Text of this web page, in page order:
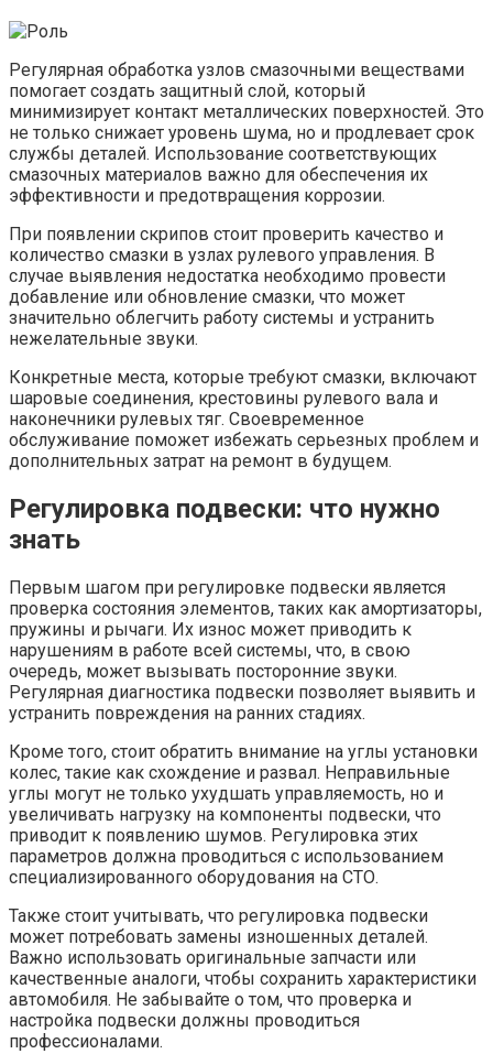
Регулярная обработка узлов смазочными веществами
помогает создать защитный слой, который
минимизирует контакт металлических поверхностей. Это
не только снижает уровень шума, но и продлевает срок
службы деталей. Использование соответствующих
смазочных материалов важно для обеспечения их
эффективности и предотвращения коррозии.
При появлении скрипов стоит проверить качество и
количество смазки в узлах рулевого управления. В
случае выявления недостатка необходимо провести
добавление или обновление смазки, что может
значительно облегчить работу системы и устранить
нежелательные звуки.
Конкретные места, которые требуют смазки, включают
шаровые соединения, крестовины рулевого вала и
наконечники рулевых тяг. Своевременное
обслуживание поможет избежать серьезных проблем и
дополнительных затрат на ремонт в будущем.
Регулировка подвески: что нужно
знать
Первым шагом при регулировке подвески является
проверка состояния элементов, таких как амортизаторы,
пружины и рычаги. Их износ может приводить к
нарушениям в работе всей системы, что, в свою
очередь, может вызывать посторонние звуки.
Регулярная диагностика подвески позволяет выявить и
устранить повреждения на ранних стадиях.
Кроме того, стоит обратить внимание на углы установки
колес, такие как схождение и развал. Неправильные
углы могут не только ухудшать управляемость, но и
увеличивать нагрузку на компоненты подвески, что
приводит к появлению шумов. Регулировка этих
параметров должна проводиться с использованием
специализированного оборудования на СТО.
Также стоит учитывать, что регулировка подвески
может потребовать замены изношенных деталей.
Важно использовать оригинальные запчасти или
качественные аналоги, чтобы сохранить характеристики
автомобиля. Не забывайте о том, что проверка и
настройка подвески должны проводиться
профессионалами.